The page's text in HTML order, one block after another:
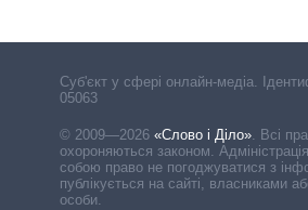
Cуб'єкт у сфері онлайн-медіа.
05063
© 2009—2026 «Слово і Діло». Всі
охороняються законом.
собою право не погоджуватися з
публікується на сайті, власниками
особи.